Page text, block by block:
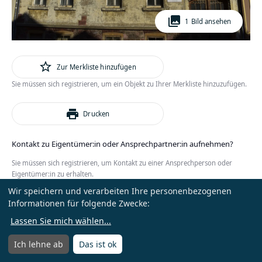
Menü öffnen
photo_library 1 Bild ansehen
star_outline Zur Merkliste hinzufügen
Sie müssen sich registrieren, um ein Objekt zu Ihrer Merkliste hinzuzufügen.
print Drucken
Kontakt zu Eigentümer:in oder Ansprechpartner:in aufnehmen?
Sie müssen sich registrieren, um Kontakt zu einer Ansprechperson oder
Eigentümer:in zu erhalten.
Anmelden oder Kostenlos registrieren
Wir speichern und verarbeiten Ihre personenbezogenen
Informationen für folgende Zwecke:
Lassen Sie mich wählen...
Ich lehne ab Das ist ok